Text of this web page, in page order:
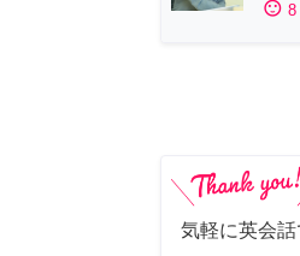
sentiment_satisfied 8
気軽に英会話